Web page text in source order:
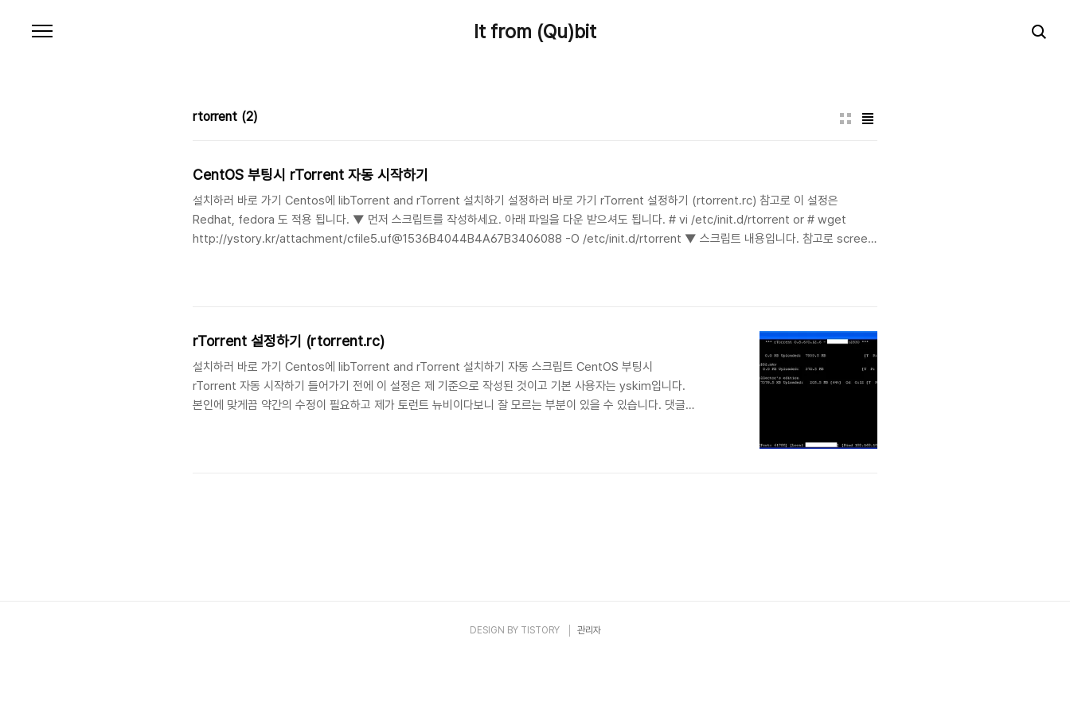
It from (Qu)bit
rtorrent (2)
CentOS 부팅시 rTorrent 자동 시작하기
설치하러 바로 가기 Centos에 libTorrent and rTorrent 설치하기 설정하러 바로 가기 rTorrent 설정하기 (rtorrent.rc) 참고로 이 설정은
Redhat, fedora 도 적용 됩니다. ▼ 먼저 스크립트를 작성하세요. 아래 파일을 다운 받으셔도 됩니다. # vi /etc/init.d/rtorrent or # wget
http://ystory.kr/attachment/cfile5.uf@1536B4044B4A67B3406088 -O /etc/init.d/rtorrent ▼ 스크립트 내용입니다. 참고로 screen
rTorrent 설정하기 (rtorrent.rc)
설치하러 바로 가기 Centos에 libTorrent and rTorrent 설치하기 자동 스크립트 CentOS 부팅시
rTorrent 자동 시작하기 들어가기 전에 이 설정은 제 기준으로 작성된 것이고 기본 사용자는 yskim입니다.
본인에 맞게끔 약간의 수정이 필요하고 제가 토런트 뉴비이다보니 잘 모르는 부분이 있을 수 있습니다. 댓글로
DESIGN BY TISTORY 관리자